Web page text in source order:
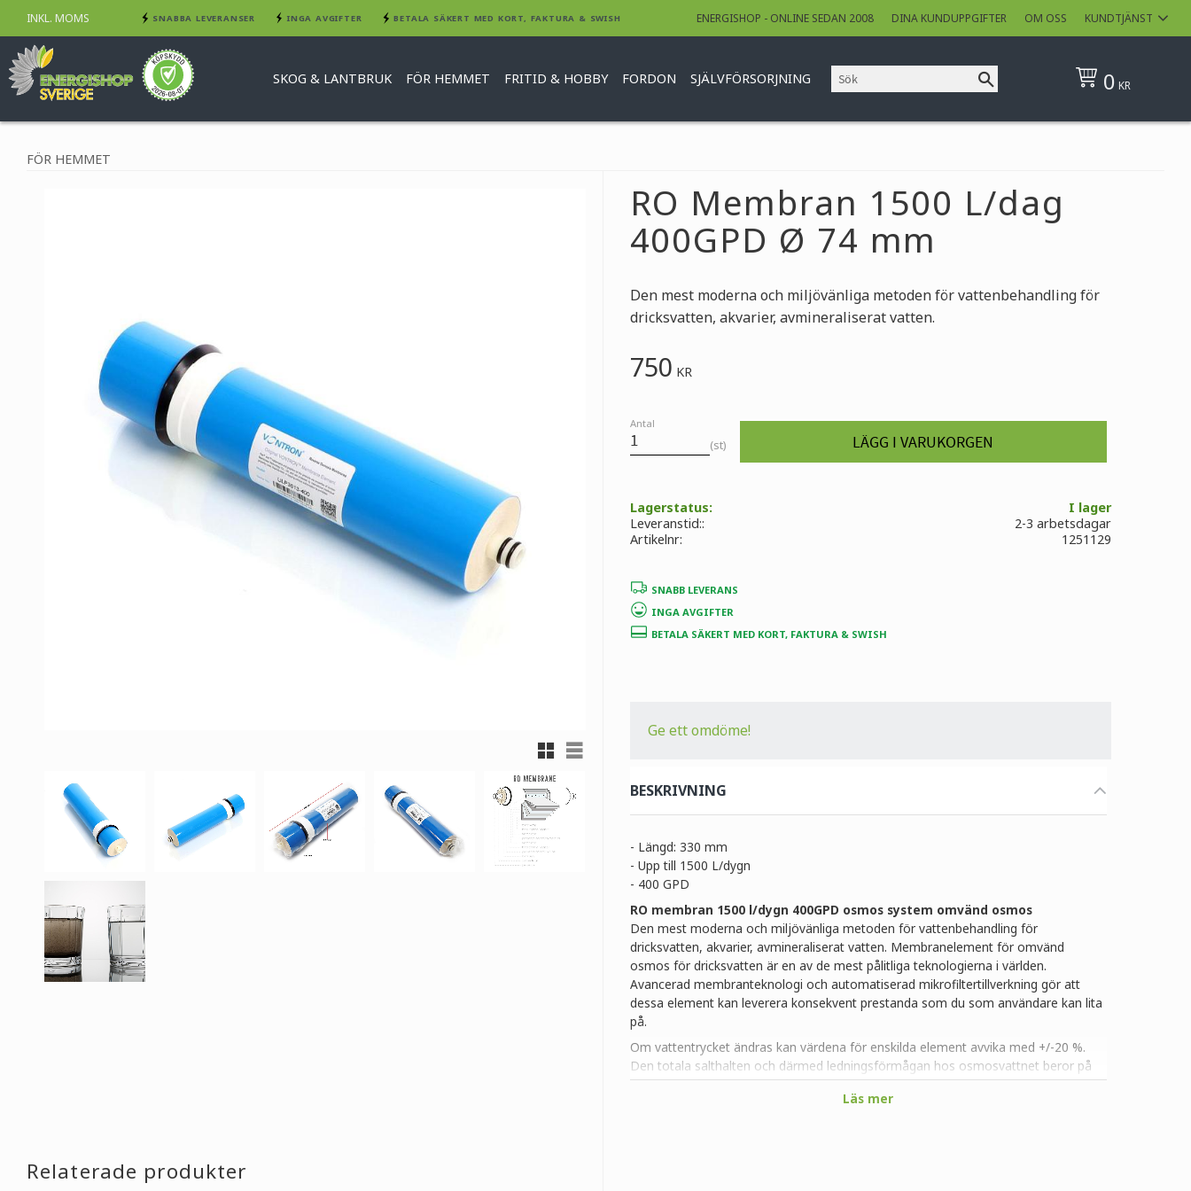
INKL. MOMS SNABBA LEVERANSER INGA AVGIFTER BETALA SÄKERT MED KORT, FAKTURA & SWISH ENERGISHOP - ONLINE SEDAN 2008 DINA KUNDUPPGIFTER OM OSS KUNDTJÄNST
SKOG & LANTBRUK FÖR HEMMET FRITID & HOBBY FORDON SJÄLVFÖRSORJNING 0 KR
FÖR HEMMET
RO Membran 1500 L/dag
400GPD Ø 74 mm
Den mest moderna och miljövänliga metoden för vattenbehandling för
dricksvatten, akvarier, avmineraliserat vatten.
Rutnätsvy
Listvy
750 KR
Antal
st
Lagerstatus
I lager
Artikelnr
1251129
Leveranstid: 2-3 arbetsdagar
SNABB LEVERANS
INGA AVGIFTER
BETALA SÄKERT MED KORT, FAKTURA & SWISH
Ge ett omdöme!
BESKRIVNING
- Längd: 330 mm
- Upp till 1500 L/dygn
- 400 GPD
RO membran 1500 l/dygn 400GPD osmos system omvänd osmos
Den mest moderna och miljövänliga metoden för vattenbehandling för
dricksvatten, akvarier, avmineraliserat vatten. Membranelement för omvänd
osmos för dricksvatten är en av de mest pålitliga teknologierna i världen.
Avancerad membranteknologi och automatiserad mikrofiltertillverkning gör att
dessa element kan leverera konsekvent prestanda som du som användare kan lita
på.
Om vattentrycket ändras kan värdena för enskilda element avvika med +/-20 %.
Den totala salthalten och därmed ledningsförmågan hos osmosvattnet beror på
kvaliteten på kranvattnet (råvattnet). Lämplig för alla dricksvattenfilter system för
omvänd osmos med 400GPD, även för system för akvaristik.
Läs mer
Relaterade produkter